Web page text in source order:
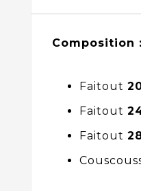
Composition :
Faitout
Faitout
Faitout